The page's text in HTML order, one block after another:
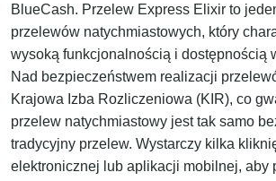
BlueCash. Przelew Express Elixir to
przelewów natychmiastowych, który
wysoką funkcjonalnością i dostępnością
Nad bezpieczeństwem realizacji
Krajowa Izba Rozliczeniowa (KIR), co
przelew natychmiastowy jest tak samo
tradycyjny przelew. Wystarczy kilka
elektronicznej lub aplikacji mobilnej, aby